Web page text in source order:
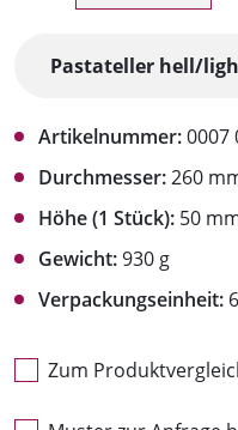
Artikelnummer:0007
Durchmesser:260
Höhe (1 Stück): 50
Gewicht:930 g
Verpackungseinheit: 6
Zum